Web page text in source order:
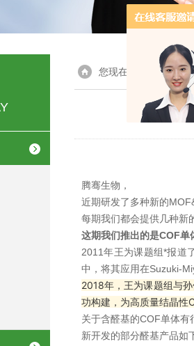
您现在的位置：首页
腾骞生物，
近期研发了多种新的
每期我们都会提供几种新
这期我们推出的是COF单
2011年王为课题组*报道
中，将其应用在Suzuki-
2018年，王为课题组与
功构建，为高质量结晶性
关于含醛基的COF单体有
新开发的部分醛基产品如